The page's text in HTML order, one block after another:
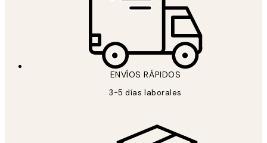
ENVÍOS RÁPIDOS
3-5 días laborales